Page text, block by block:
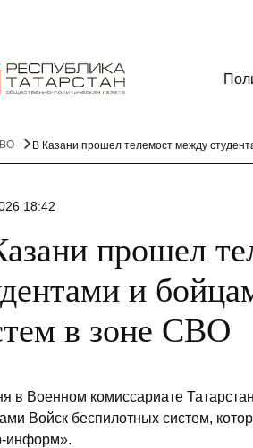
В Казани прошел телемост между
18:42
прошел
и
в зоне СВО
в Военном комиссариате
Войск беспилотных систем,
информ».